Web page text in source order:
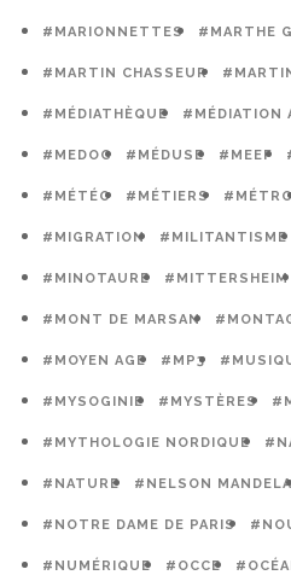
#MARIONNETTES #MARTHE
#MARTIN CHASSEUR
#MÉDIATHÈQUE #MÉDIATION
#MEDOC #MÉDUSE #MEEF
#MÉTÉO #MÉTIERS
#MIGRATION #MILITANTISME
#MINOTAURE #MITTERSHEIM
#MONT DE MARSAN
#MOYEN AGE #MP3
#MYSOGINIE #MYSTÈRES
#MYTHOLOGIE NORDIQUE
#NATURE #NELSON MANDELA
#NOTRE DAME DE PARIS
#NUMÉRIQUE #OCCE